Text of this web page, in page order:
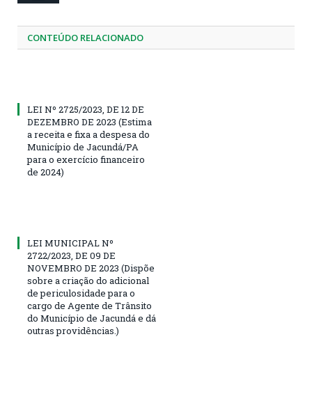
CONTEÚDO RELACIONADO
LEI Nº 2725/2023, DE 12 DE
DEZEMBRO DE 2023 (Estima
a receita e fixa a despesa do
Município de Jacundá/PA
para o exercício financeiro
de 2024)
LEI MUNICIPAL Nº
2722/2023, DE 09 DE
NOVEMBRO DE 2023 (Dispõe
sobre a criação do adicional
de periculosidade para o
cargo de Agente de Trânsito
do Município de Jacundá e dá
outras providências.)